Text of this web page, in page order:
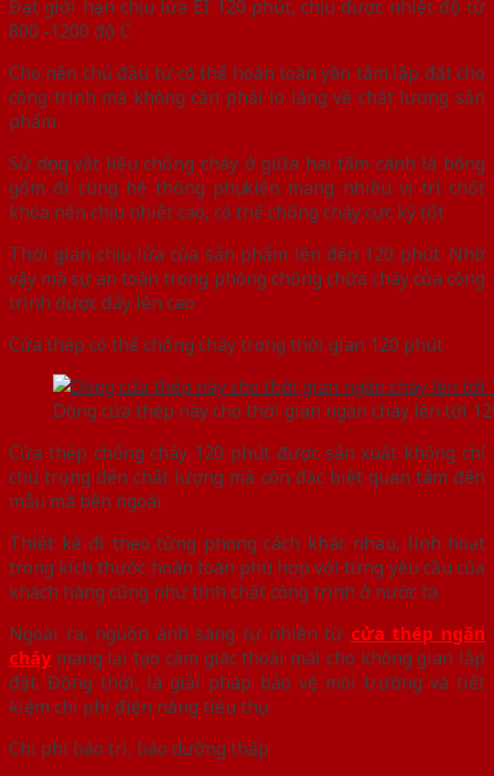
Đạt giới hạn chịu lửa EI 120 phút, chịu được nhiệt độ từ
800 -1200 độ C
Cho nên chủ đầu tư có thể hoàn toàn yên tâm lắp đặt cho
công trình mà không cần phải lo lắng về chất lượng sản
phẩm
Sử dụng vật liệu chống cháy ở giữa hai tấm cánh là bông
gốm đi cùng hệ thống phụ kiện mang nhiều vị trí chốt
khóa nên chịu nhiệt cao, có thể chống cháy cực kỳ tốt
Thời gian chịu lửa của sản phẩm lên đến 120 phút. Nhờ
vậy mà sự an toàn trong phòng chống chữa cháy của công
trình được đẩy lên cao
Cửa thép có thể chống cháy trong thời gian 120 phút
Dòng cửa thép này cho thời gian ngăn cháy lên tới
Cửa thép chống cháy 120 phút được sản xuất không chỉ
chú trọng đến chất lượng mà còn đặc biệt quan tâm đến
mẫu mã bên ngoài
Thiết kế đi theo từng phong cách khác nhau, linh hoạt
trong kích thước hoàn toàn phù hợp với từng yêu cầu của
khách hàng cũng như tính chất công trình ở nước ta
Ngoài ra, nguồn ánh sáng tự nhiên từ cửa thép ngăn
cháymang lại tạo cảm giác thoải mái cho không gian lắp
đặt. Đồng thời, là giải pháp bảo vệ môi trường và tiết
kiệm chi phí điện năng tiêu thụ
Chi phí bảo trì, bảo dưỡng thấp